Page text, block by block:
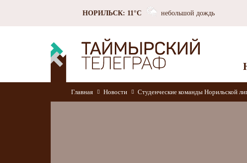
НОРИЛЬСК: 11°C небольшой дождь
Главная Новости Студенческие команды Норильской